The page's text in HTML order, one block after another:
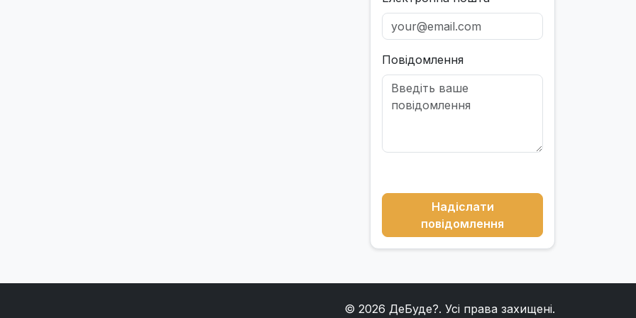
Повідомлення
Надіслати
повідомлення
© 2026 ДеБуде?. Усі права захищені.